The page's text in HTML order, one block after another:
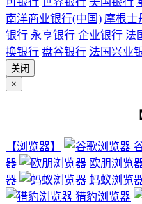
南洋商业银行(中国) 摩根士
银行 永亨银行 企业银行 法
换银行 盘谷银行 法国兴业
关闭
×
【浏览器】
器
欧朋浏览
器
蚂蚁浏览
猎豹浏览器